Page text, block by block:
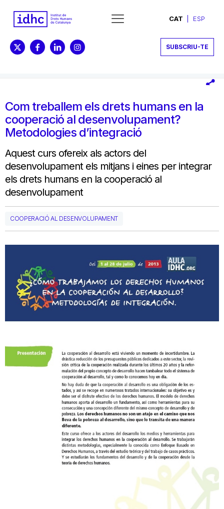
CAT ESP
SUBSCRIU-TE
Com treballem els drets humans en la
cooperació al desenvolupament?
Metodologies d’integració
Aquest curs ofereix als actors del
desenvolupament els mitjans i eines per integrar
els drets humans en la cooperació al
desenvolupament
COOPERACIÓ AL DESENVOLUPAMENT